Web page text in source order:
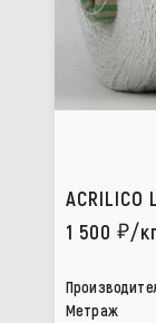
1 500
/кг
Метраж